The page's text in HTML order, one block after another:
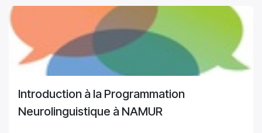
Introduction à la Programmation
Neurolinguistique à NAMUR